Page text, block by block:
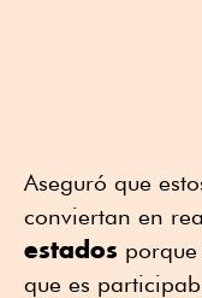
Aseguró que
conviertan en
estados
que es